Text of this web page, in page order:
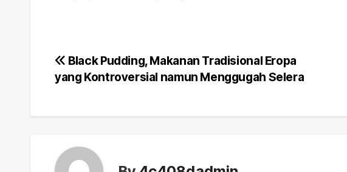
Navigasi
pos
Black Pudding, Makanan Tradisional Eropa
yang Kontroversial namun Menggugah Selera